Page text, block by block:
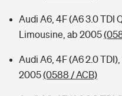
Audi A6, 4F (A6 3.0 TDI
Limousine, ab 2005
Audi A6, 4F (A6 2.0
2005(0588 / ACB)